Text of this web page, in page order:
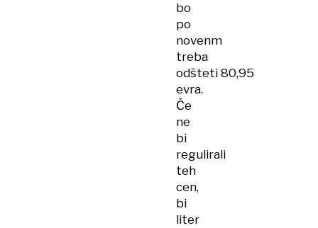
bo
po
novenm
treba
odšteti 80,95
evra.
Če
ne
bi
regulirali
teh
cen,
bi
liter